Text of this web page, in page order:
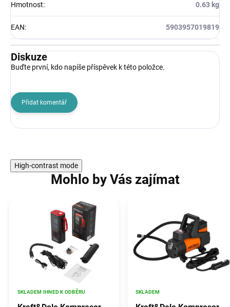
Hmotnost: 0.63 kg
EAN: 5903957019819
Diskuze
Buďte první, kdo napíše příspěvek k této položce.
Přidat komentář
High-contrast mode
Mohlo by Vás zajímat
SKLADEM IHNED K ODBĚRU SKLADEM